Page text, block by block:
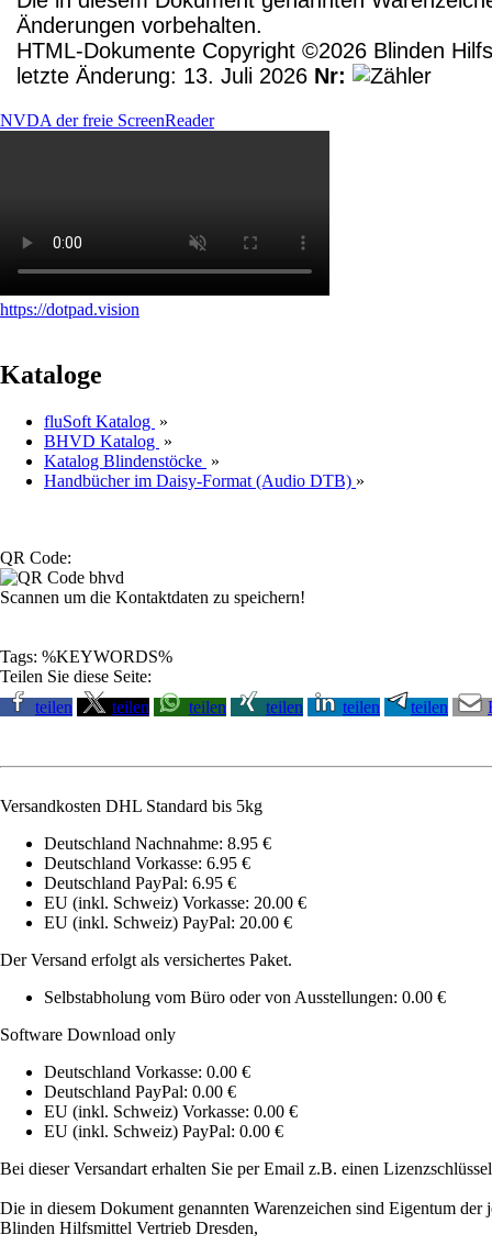
Änderungen vorbehalten.
HTML-Dokumente Copyright ©2026 Blinden
letzte Änderung: 13. Juli 2026 Nr:
NVDA der freie ScreenReader
https://dotpad.vision
Kataloge
fluSoft Katalog »
BHVD Katalog »
Katalog Blindenstöcke »
Handbücher im Daisy-Format (Audio DTB) »
QR Code:
Scannen um die Kontaktdaten zu speichern!
Tags: %KEYWORDS%
Teilen Sie diese Seite:
teilen
teilen teilen teilen teilen teilen
Versandkosten DHL Standard bis 5kg
Deutschland Nachnahme: 8.95 €
Deutschland Vorkasse: 6.95 €
Deutschland PayPal: 6.95 €
EU (inkl. Schweiz) Vorkasse: 20.00 €
EU (inkl. Schweiz) PayPal: 20.00 €
Der Versand erfolgt als versichertes Paket.
Selbstabholung vom Büro oder von Ausstellungen: 0.00 €
Software Download only
Deutschland Vorkasse: 0.00 €
Deutschland PayPal: 0.00 €
EU (inkl. Schweiz) Vorkasse: 0.00 €
EU (inkl. Schweiz) PayPal: 0.00 €
Bei dieser Versandart erhalten Sie per Email z.B. einen
Die in diesem Dokument genannten Warenzeichen sind Eigentum
Blinden Hilfsmittel Vertrieb Dresden,